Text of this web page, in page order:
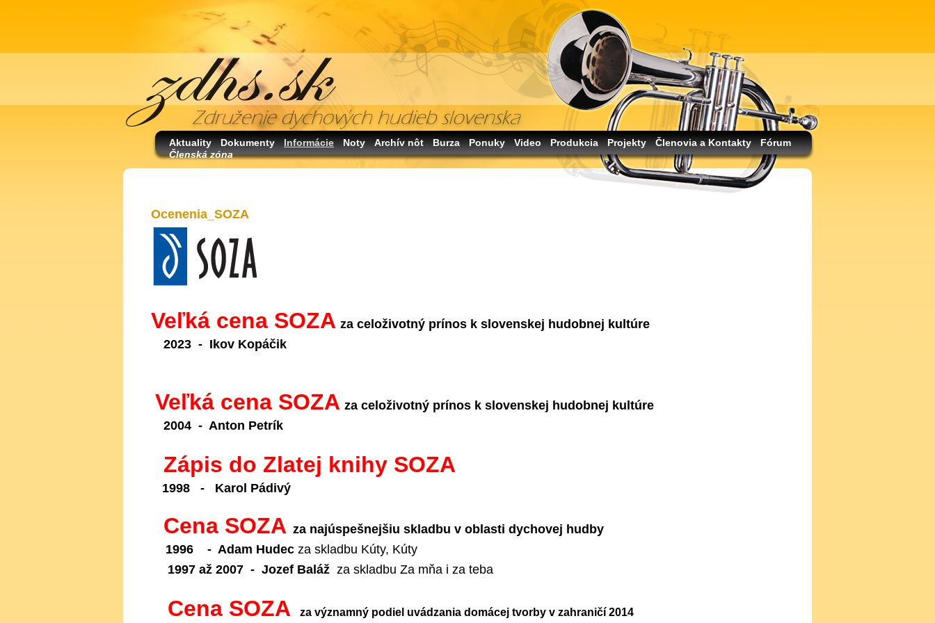
Aktuality Dokumenty Informácie Noty Archív nôt Burza Ponuky Video Produkcia Projekty Členovia a Kontakty
Fórum
Členská zóna
Ocenenia_SOZA
Veľká cena SOZA za celoživotný prínos k slovenskej hudobnej kultúre
2023 - Ikov Kopáčik
Veľká cena SOZA za celoživotný prínos k slovenskej hudobnej kultúre
2004 - Anton Petrík
Zápis do Zlatej knihy SOZA
1998 - Karol Pádivý
Cena SOZA za najúspešnejšiu skladbu v oblasti dychovej hudby
1996 - Adam Hudec za skladbu Kúty, Kúty
1997 až 2007 - Jozef Baláž za skladbu Za mňa i za teba
Cena SOZA za významný podiel uvádzania domácej tvorby v zahraničí 2014